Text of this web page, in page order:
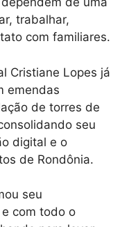
trabalhar,
com familiares.
Cristiane Lopes já
emendas
de torres de
seu
digital e o
de Rondônia.
seu
com todo o